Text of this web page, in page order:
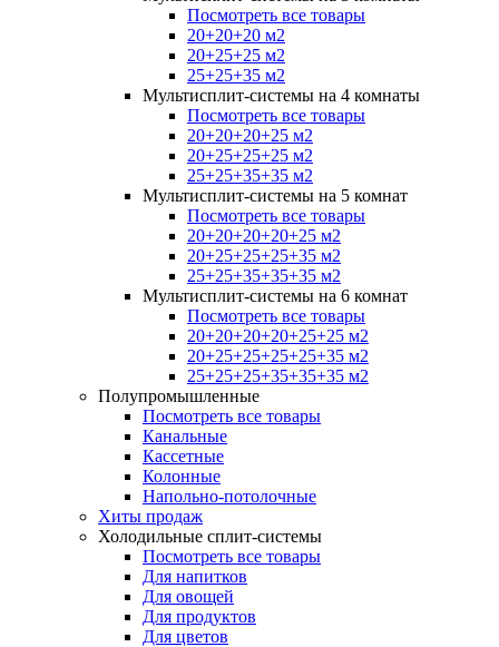
Посмотреть все товары
20+20+20 м2
20+25+25 м2
25+25+35 м2
Мультисплит-системы на 4 комнаты
Посмотреть все товары
20+20+20+25 м2
20+25+25+25 м2
25+25+35+35 м2
Мультисплит-системы на 5 комнат
Посмотреть все товары
20+20+20+20+25 м2
20+25+25+25+35 м2
25+25+35+35+35 м2
Мультисплит-системы на 6 комнат
Посмотреть все товары
20+20+20+20+25+25 м2
20+25+25+25+25+35 м2
25+25+25+35+35+35 м2
Полупромышленные
Посмотреть все товары
Канальные
Кассетные
Колонные
Напольно-потолочные
Хиты продаж
Холодильные сплит-системы
Посмотреть все товары
Для напитков
Для овощей
Для продуктов
Для цветов